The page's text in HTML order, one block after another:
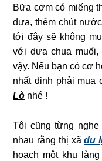
Bữa cơm có miếng
dưa, thêm chút
tới đây sẽ không
với dưa chua muối,
vậy. Nếu bạn có cơ
nhất định phải mua
Lò nhé !
Tôi cũng từng
nhau rằng thị xãdu
hoạch một khu